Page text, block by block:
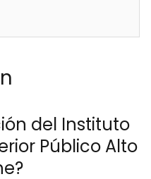
del Instituto
Público Alto